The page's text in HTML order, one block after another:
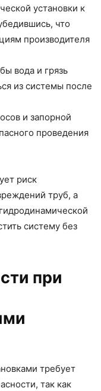
установки к
что
производителя
вода и грязь
из системы после
и запорной
проведения
риск
труб, а
систему без
при
требует
так как